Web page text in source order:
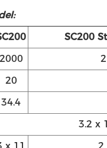
SC200
2000
20
34.4
3.2 x